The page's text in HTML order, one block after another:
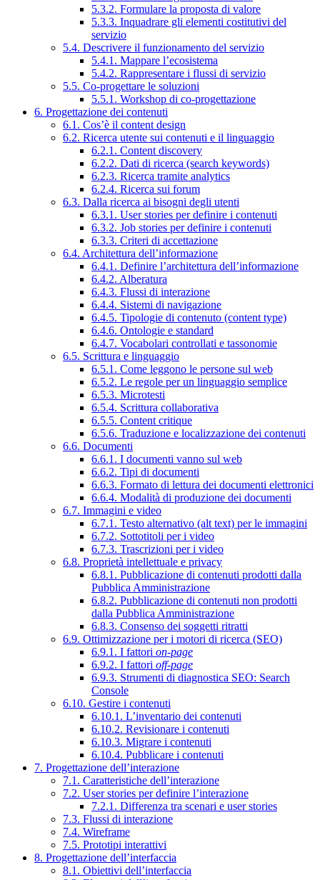
5.3.2. Formulare la proposta di valore
5.3.3. Inquadrare gli elementi costitutivi del
servizio
5.4. Descrivere il funzionamento del servizio
5.4.1. Mappare l’ecosistema
5.4.2. Rappresentare i flussi di servizio
5.5. Co-progettare le soluzioni
5.5.1. Workshop di co-progettazione
6. Progettazione dei contenuti
6.1. Cos’è il content design
6.2. Ricerca utente sui contenuti e il linguaggio
6.2.1. Content discovery
6.2.2. Dati di ricerca (search keywords)
6.2.3. Ricerca tramite analytics
6.2.4. Ricerca sui forum
6.3. Dalla ricerca ai bisogni degli utenti
6.3.1. User stories per definire i contenuti
6.3.2. Job stories per definire i contenuti
6.3.3. Criteri di accettazione
6.4. Architettura dell’informazione
6.4.1. Definire l’architettura dell’informazione
6.4.2. Alberatura
6.4.3. Flussi di interazione
6.4.4. Sistemi di navigazione
6.4.5. Tipologie di contenuto (content type)
6.4.6. Ontologie e standard
6.4.7. Vocabolari controllati e tassonomie
6.5. Scrittura e linguaggio
6.5.1. Come leggono le persone sul web
6.5.2. Le regole per un linguaggio semplice
6.5.3. Microtesti
6.5.4. Scrittura collaborativa
6.5.5. Content critique
6.5.6. Traduzione e localizzazione dei contenuti
6.6. Documenti
6.6.1. I documenti vanno sul web
6.6.2. Tipi di documenti
6.6.3. Formato di lettura dei documenti elettronici
6.6.4. Modalità di produzione dei documenti
6.7. Immagini e video
6.7.1. Testo alternativo (alt text) per le immagini
6.7.2. Sottotitoli per i video
6.7.3. Trascrizioni per i video
6.8. Proprietà intellettuale e privacy
6.8.1. Pubblicazione di contenuti prodotti dalla
Pubblica Amministrazione
6.8.2. Pubblicazione di contenuti non prodotti
dalla Pubblica Amministrazione
6.8.3. Consenso dei soggetti ritratti
6.9. Ottimizzazione per i motori di ricerca (SEO)
6.9.1. I fattori on-page
6.9.2. I fattori off-page
6.9.3. Strumenti di diagnostica SEO: Search
Console
6.10. Gestire i contenuti
6.10.1. L’inventario dei contenuti
6.10.2. Revisionare i contenuti
6.10.3. Migrare i contenuti
6.10.4. Pubblicare i contenuti
7. Progettazione dell’interazione
7.1. Caratteristiche dell’interazione
7.2. User stories per definire l’interazione
7.2.1. Differenza tra scenari e user stories
7.3. Flussi di interazione
7.4. Wireframe
7.5. Prototipi interattivi
8. Progettazione dell’interfaccia
8.1. Obiettivi dell’interfaccia